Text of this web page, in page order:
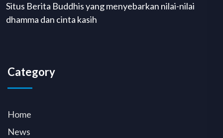
Situs Berita Buddhis yang menyebarkan nilai-nilai
dhamma dan cinta kasih
Category
Home
News